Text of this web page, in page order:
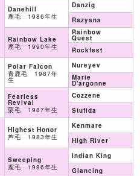
Danehill
鹿毛 1986年生
Rainbow Lake
鹿毛 1990年生
Polar Falcon
青鹿毛 1987年
生
Fearless
Revival
栗毛 1987年生
Highest Honor
芦毛 1983年生
Sweeping
鹿毛 1986年生
Danzig
Razyana
Rainbow
Quest
Rockfest
Nureyev
Marie
D'argonne
Cozzene
Stufida
Kenmare
High River
Indian King
Glancing